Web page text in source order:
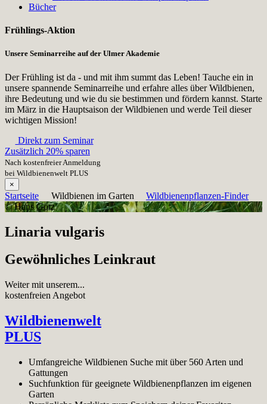
Bücher
Frühlings-Aktion
Unsere Seminarreihe auf der Ulmer Akademie
Der Frühling ist da - und mit ihm summt das Leben! Tauche ein in
unsere spannende Seminarreihe und erfahre alles über Wildbienen,
ihre Bedeutung und wie du sie bestimmen und fördern kannst. Starte
im März in die Hauptsaison der Wildbienen und werde Teil dieser
wichtigen Mission!
Direkt zum Seminar
Zusätzlich 20% sparen
Nach kostenfreier Anmeldung
bei Wildbienenwelt PLUS
×
Startseite Wildbienen im Garten
Wildbienenpflanzen-Finder
© Hans Götz
Linaria vulgaris
Gewöhnliches Leinkraut
Weiter mit unserem...
kostenfreien Angebot
Wildbienenwelt
PLUS
Umfangreiche Wildbienen Suche mit über 560 Arten und
Gattungen
Suchfunktion für geeignete Wildbienenpflanzen im eigenen
Garten